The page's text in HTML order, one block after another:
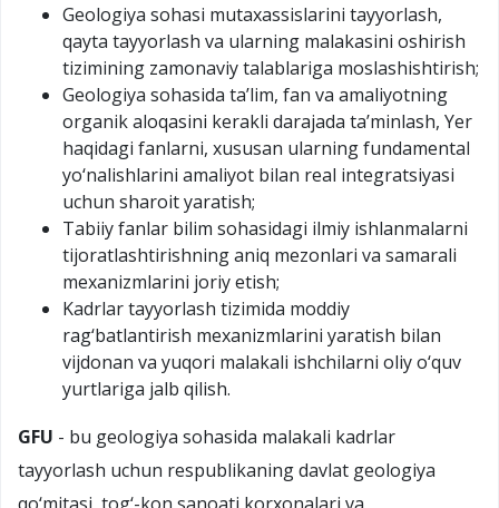
Geologiya sohasi mutaxassislarini tayyorlash,
qayta tayyorlash va ularning malakasini oshirish
tizimining zamonaviy talablariga moslashishtirish;
Geologiya sohasida taʼlim, fan va amaliyotning
organik aloqasini kerakli darajada taʼminlash, Yer
haqidagi fanlarni, xususan ularning fundamental
yo‘nalishlarini amaliyot bilan real integratsiyasi
uchun sharoit yaratish;
Tabiiy fanlar bilim sohasidagi ilmiy ishlanmalarni
tijoratlashtirishning aniq mezonlari va samarali
mexanizmlarini joriy etish;
Kadrlar tayyorlash tizimida moddiy
rag‘batlantirish mexanizmlarini yaratish bilan
vijdonan va yuqori malakali ishchilarni oliy o‘quv
yurtlariga jalb qilish.
GFU - bu geologiya sohasida malakali kadrlar
tayyorlash uchun respublikaning davlat geologiya